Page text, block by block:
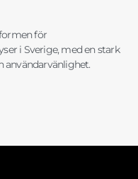
för
i Sverige, med en stark
användarvänlighet.